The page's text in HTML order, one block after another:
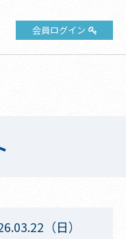
会員ログイン
（日）